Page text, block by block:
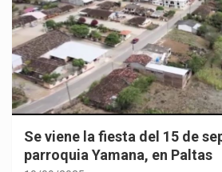
Se viene la fiesta del 15 de
parroquia Yamana, en Paltas